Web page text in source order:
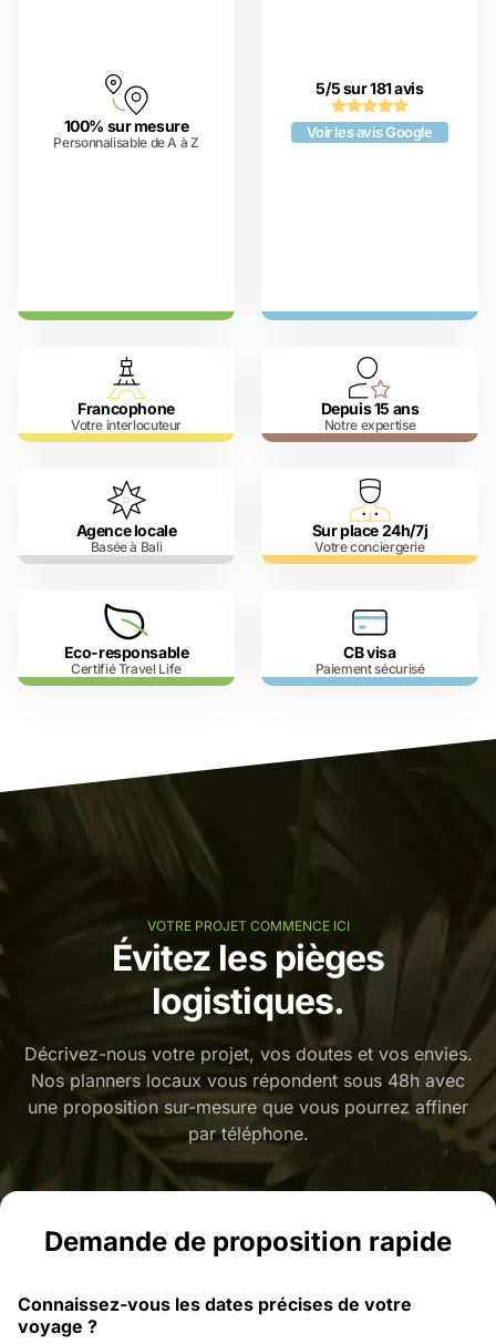
100% sur mesure
Personnalisable de A à Z
5/5 sur 181 avis
Voir les avis Google
Francophone
Votre interlocuteur
Depuis 15 ans
Notre expertise
Agence locale
Basée à Bali
Sur place 24h/7j
Votre conciergerie
Eco-responsable
Certifié Travel Life
CB visa
Paiement sécurisé
VOTRE PROJET COMMENCE ICI
Évitez les pièges
logistiques.
Décrivez-nous votre projet, vos doutes et vos envies.
Nos planners locaux vous répondent sous 48h avec
une proposition sur-mesure que vous pourrez affiner
par téléphone.
Demande de proposition rapide
Connaissez-vous les dates précises de votre
voyage ?